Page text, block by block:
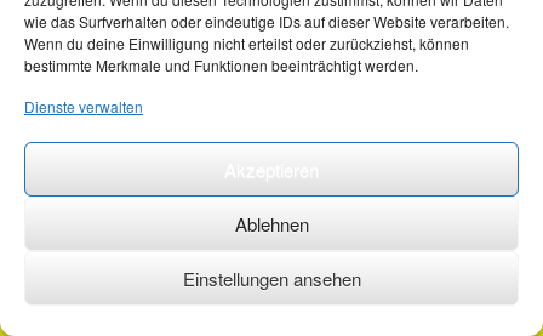
wie das Surfverhalten oder eindeutige IDs auf dieser Website verarbeiten.
Wenn du deine Einwilligung nicht erteilst oder zurückziehst, können
bestimmte Merkmale und Funktionen beeinträchtigt werden.
Dienste verwalten
Ablehnen
Einstellungen ansehen
©2026 ·erstehilfekurs-mauch.de ·AGB ·Datenschutzerklärung ·Impressum ·